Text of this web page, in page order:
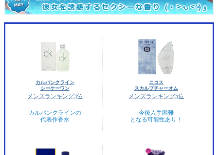
カルバンクライン
シーケーワン
メンズランキング3位
カルバンクラインの
代表作香水
ニコス
スカルプチャーオム
メンズランキング5位
今後入手困難
となる可能性あり！